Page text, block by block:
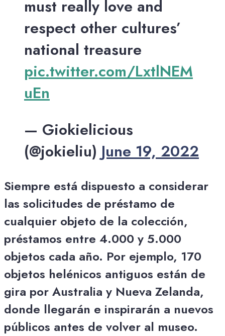
must really love and
respect other cultures’
national treasure
pic.twitter.com/LxtlNEM
uEn
— Giokielicious
(@jokieliu) June 19, 2022
Siempre está dispuesto a considerar
las solicitudes de préstamo de
cualquier objeto de la colección,
préstamos entre 4.000 y 5.000
objetos cada año. Por ejemplo, 170
objetos helénicos antiguos están de
gira por Australia y Nueva Zelanda,
donde llegarán e inspirarán a nuevos
públicos antes de volver al museo.